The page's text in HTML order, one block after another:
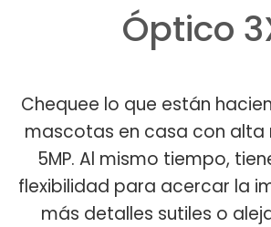
Óptico
Chequee lo que están
mascotas en casa con alta
5MP. Al mismo tiempo,
flexibilidad para acercar la
más detalles sutiles o